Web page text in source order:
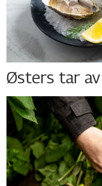
Østers tar